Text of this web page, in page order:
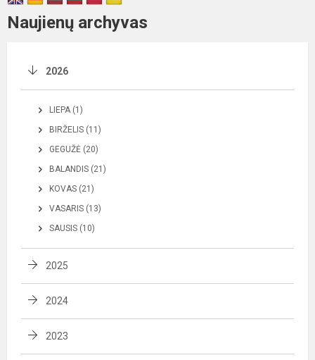
Naujienų archyvas
2026
LIEPA (1)
BIRŽELIS (11)
GEGUŽĖ (20)
BALANDIS (21)
KOVAS (21)
VASARIS (13)
SAUSIS (10)
2025
2024
2023